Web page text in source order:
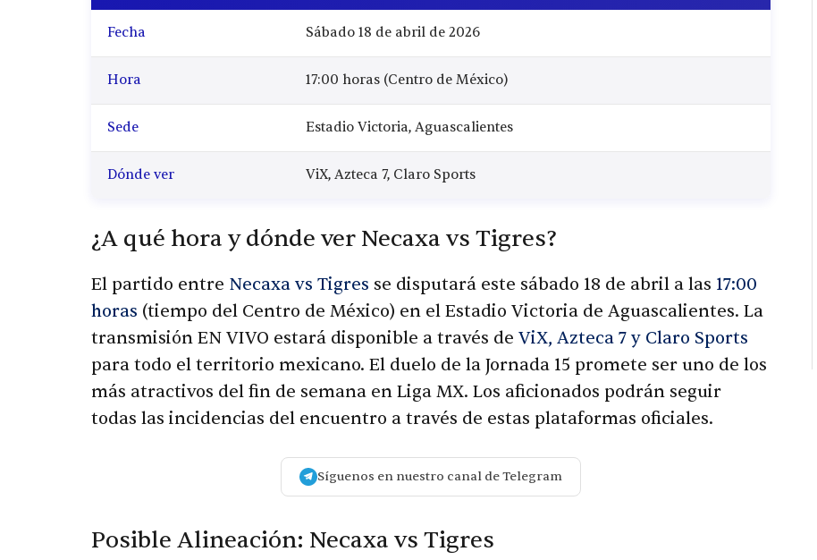
Fecha Sábado 18 de abril de 2026
Hora 17:00 horas (Centro de México)
Sede Estadio Victoria, Aguascalientes
Dónde ver ViX, Azteca 7, Claro Sports
¿A qué hora y dónde ver Necaxa vs Tigres?
El partido entre Necaxa vs Tigres se disputará este sábado 18 de abril a las 17:00
horas (tiempo del Centro de México) en el Estadio Victoria de Aguascalientes. La
transmisión EN VIVO estará disponible a través de ViX, Azteca 7 y Claro Sports
para todo el territorio mexicano. El duelo de la Jornada 15 promete ser uno de los
más atractivos del fin de semana en Liga MX. Los aficionados podrán seguir
todas las incidencias del encuentro a través de estas plataformas oficiales.
Síguenos en nuestro canal de Telegram
Posible Alineación: Necaxa vs Tigres